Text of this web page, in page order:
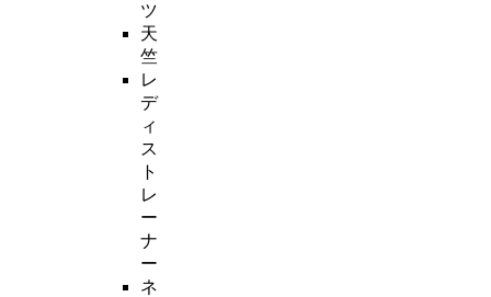
ツ
天
竺
レ
デ
ィ
ス
ト
レ
ー
ナ
ー
ネ